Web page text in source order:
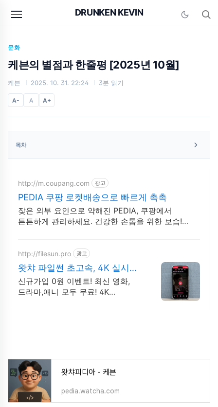
DRUNKEN KEVIN
문화
케븐의 별점과 한줄평 [2025년 10월]
케븐 2025. 10. 31. 22:24 3분 읽기
A- A A+
목차
http://m.coupang.com 광고
PEDIA 쿠팡 로켓배송으로 빠르게 촉촉
잦은 외부 요인으로 약해진 PEDIA, 쿠팡에서
튼튼하게 관리하세요. 건강한 손톱을 위한 보습!
http://filesun.pro 광고
왓챠 파일썬 초고속, 4K 실시간
보기!
신규가입 0원 이벤트! 최신 영화,
드라마,애니 모두 무료! 4K
왓챠피디아 - 케븐
pedia.watcha.com